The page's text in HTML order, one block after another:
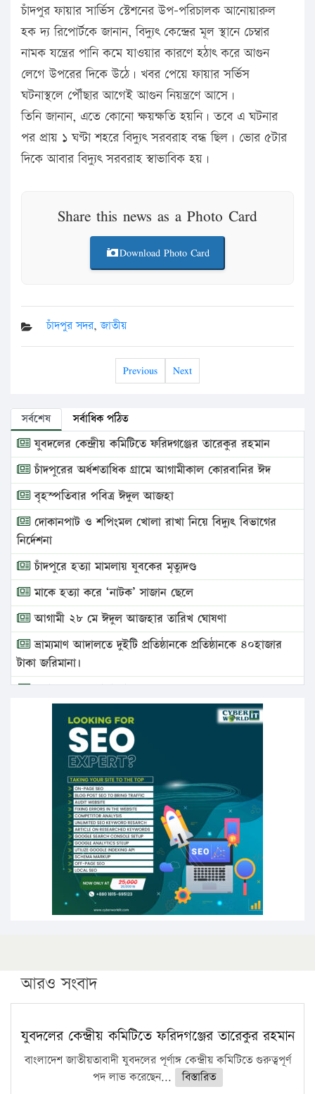
চাঁদপুর ফায়ার সার্ভিস স্টেশনের উপ-পরিচালক আনোয়ারুল
হক দ্য রিপোর্টকে জানান, বিদ্যুৎ কেন্দ্রের মূল স্থানে চেম্বার
নামক যন্ত্রের পানি কমে যাওয়ার কারণে হঠাৎ করে আগুন
লেগে উপরের দিকে উঠে। খবর পেয়ে ফায়ার সর্ভিস
ঘটনাস্থলে পৌঁছার আগেই আগুন নিয়ন্ত্রণে আসে।
তিনি জানান, এতে কোনো ক্ষয়ক্ষতি হয়নি। তবে এ ঘটনার
পর প্রায় ১ ঘণ্টা শহরে বিদ্যুৎ সরবরাহ বন্ধ ছিল। ভোর ৫টার
দিকে আবার বিদ্যুৎ সরবরাহ স্বাভাবিক হয়।
Share this news as a Photo Card
Download Photo Card
চাঁদপুর সদর,জাতীয়
Previous Next
সর্বশেষ সর্বাধিক পঠিত
যুবদলের কেন্দ্রীয় কমিটিতে ফরিদগঞ্জের তারেকুর রহমান
চাঁদপুরের অর্ধশতাধিক গ্রামে আগামীকাল কোরবানির ঈদ
বৃহস্পতিবার পবিত্র ঈদুল আজহা
দোকানপাট ও শপিংমল খোলা রাখা নিয়ে বিদ্যুৎ বিভাগের
নির্দেশনা
চাঁদপুরে হত্যা মামলায় যুবকের মৃত্যুদণ্ড
মাকে হত্যা করে ‘নাটক’ সাজান ছেলে
আগামী ২৮ মে ঈদুল আজহার তারিখ ঘোষণা
ভ্রাম্যমাণ আদালতে দুইটি প্রতিষ্ঠানকে প্রতিষ্ঠানকে ৪০হাজার
টাকা জরিমানা।
এবার লঞ্চের ভাড়া বাড়ল
১৭ থেকে ২১ শতাংশ বিদ্যুতের দাম বাড়ানোর প্রস্তাব পিডিবির
১৬ মে চাঁদপুর ও ২৫ মে ফেনী সফরে যাবেন প্রধানমন্ত্রী
উচ্চশিক্ষায় গৌরবময় অর্জন: পূর্ণ স্কলারশিপে যুক্তরাষ্ট্রে
পিএইচডি করছেন কুয়েটের কৃতি…
সারা দেশে বজ্রাঘাতে ১৪ জনের প্রাণহানি
কঠোর হচ্ছে এসএসসি ও এইচএসসি পরীক্ষা
ফরিদগঞ্জে আগুনে পুড়লো ৬ ব্যবসা প্রতিষ্ঠান
আরও সংবাদ
যুবদলের কেন্দ্রীয় কমিটিতে ফরিদগঞ্জের তারেকুর রহমান
বাংলাদেশ জাতীয়তাবাদী যুবদলের পূর্ণাঙ্গ কেন্দ্রীয় কমিটিতে গুরুত্বপূর্ণ
পদ লাভ করেছেন...
বিস্তারিত